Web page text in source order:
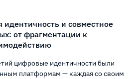
и совместное
от фрагментации к
цифровые идентичности были
платформам — каждая со своим